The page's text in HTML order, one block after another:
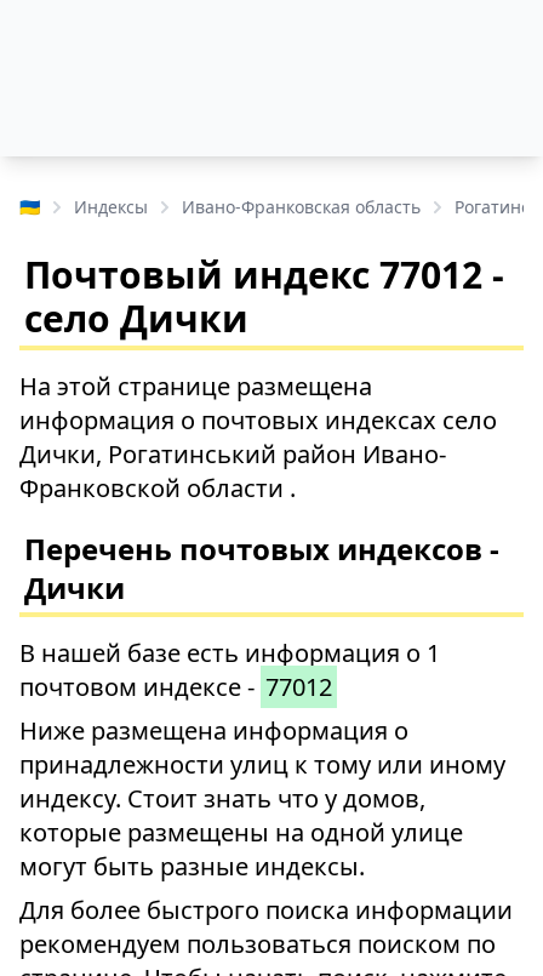
🇺🇦 Индексы Ивано-Франковская область
Почтовый индекс 77012 -
село Дички
На этой странице размещена
информация о почтовых индексах село
Дички, Рогатинський район Ивано-
Франковской области .
Перечень почтовых индексов -
Дички
В нашей базе есть информация о 1
почтовом индексе - 77012
Ниже размещена информация о
принадлежности улиц к тому или иному
индексу. Стоит знать что у домов,
которые размещены на одной улице
могут быть разные индексы.
Для более быстрого поиска информации
рекомендуем пользоваться поиском по